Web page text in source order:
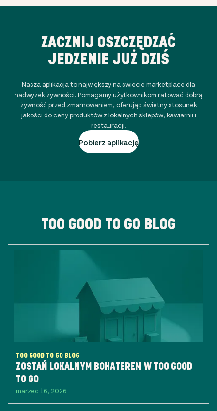
ZACZNIJ OSZCZĘDZAĆ
JEDZENIE JUŻ DZIŚ
Nasza aplikacja to największy na świecie marketplace dla
nadwyżek żywności. Pomagamy użytkownikom ratować dobrą
żywność przed zmarnowaniem, oferując świetny stosunek
jakości do ceny produktów z lokalnych sklepów, kawiarnii i
restauracji.
Pobierz aplikację
TOO GOOD TO GO BLOG
TOO GOOD TO GO BLOG
ZOSTAŃ LOKALNYM BOHATEREM W TOO GOOD
TO GO
marzec 16, 2026